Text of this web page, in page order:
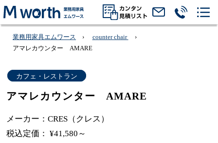
業務用家具エムワース
counter chair
アマレカウンター AMARE
カフェ・レストラン
アマレカウンター AMARE
メーカー：CRES（クレス）
税込定価： ¥41,580～